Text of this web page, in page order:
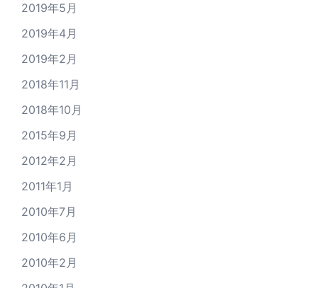
2019年5月
2019年4月
2019年2月
2018年11月
2018年10月
2015年9月
2012年2月
2011年1月
2010年7月
2010年6月
2010年2月